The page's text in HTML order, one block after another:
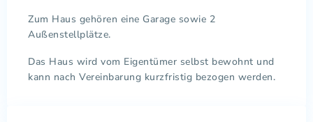
Zum Haus gehören eine Garage sowie 2
Außenstellplätze.
Das Haus wird vom Eigentümer selbst bewohnt und
kann nach Vereinbarung kurzfristig bezogen werden.